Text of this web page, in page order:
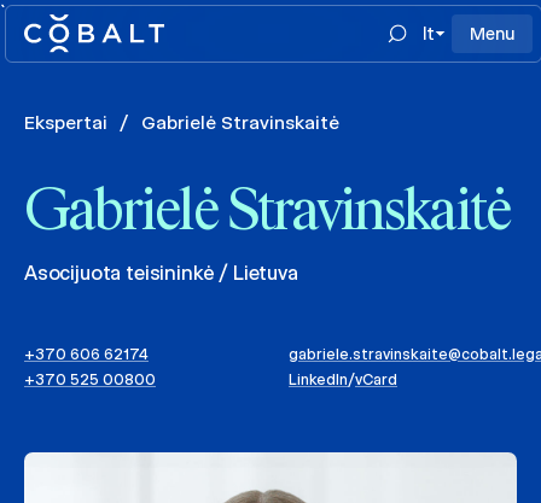
`
lt
Menu
Ekspertai / Gabrielė Stravinskaitė
Gabrielė Stravinskaitė
Asocijuota teisininkė / Lietuva
+370 606 62174
+370 525 00800
LinkedIn/vCard